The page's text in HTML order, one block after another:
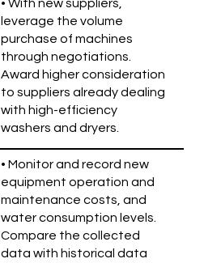
• With new suppliers,
leverage the volume
purchase of machines
through negotiations.
Award higher consideration
to suppliers already dealing
with high-efficiency
washers and dryers.
• Monitor and record new
equipment operation and
maintenance costs, and
water consumption levels.
Compare the collected
data with historical data